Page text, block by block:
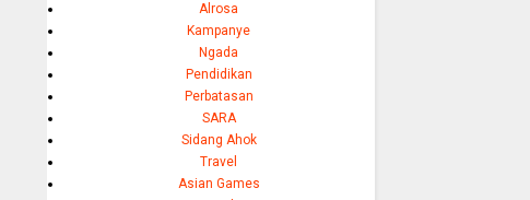
Alrosa
Kampanye
Ngada
Pendidikan
Perbatasan
SARA
Sidang Ahok
Travel
Asian Games